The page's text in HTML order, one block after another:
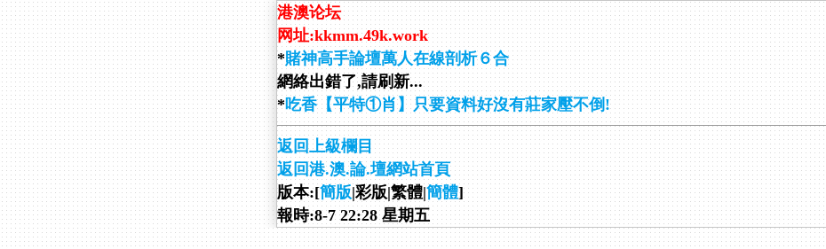
港澳论坛
网址:kkmm.49k.work
*賭神高手論壇萬人在線剖析６合
網絡出錯了,請刷新...
*吃香【平特①肖】只要資料好沒有莊家壓不倒!
返回上級欄目
返回港.澳.論.壇網站首頁
版本:[簡版|彩版|繁體|簡體]
報時:8-7 22:28 星期五